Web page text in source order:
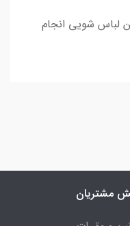
لباس شویی انجام
مشتریان